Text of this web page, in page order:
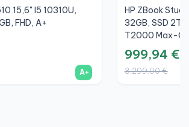
15,6" I5 10310U,
FHD, A+
A+
HP ZBook
32GB, SSD
T2000 Max-Q
999,94 €
3.299,00 €